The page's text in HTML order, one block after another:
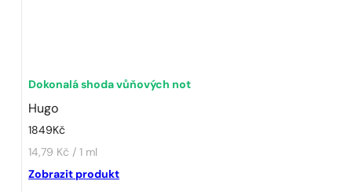
Dokonalá shoda vůňových not
Hugo
1849 Kč
14,79 Kč / 1 ml
Zobrazit produkt